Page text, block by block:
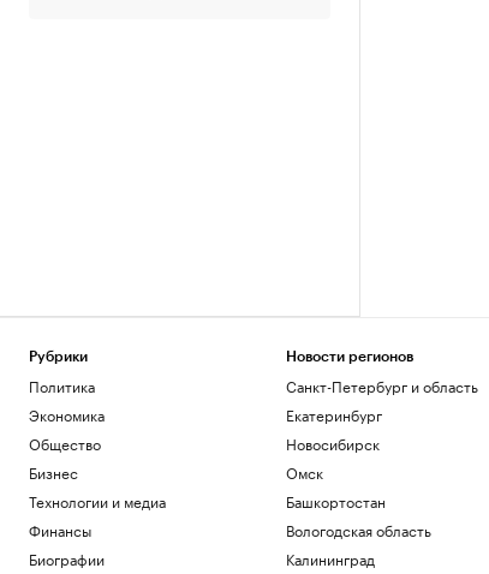
Рубрики
Политика
Экономика
Общество
Бизнес
Технологии и медиа
Финансы
Биографии
Новости регионов
Санкт-Петербург и область
Екатеринбург
Новосибирск
Омск
Башкортостан
Вологодская область
Калининград